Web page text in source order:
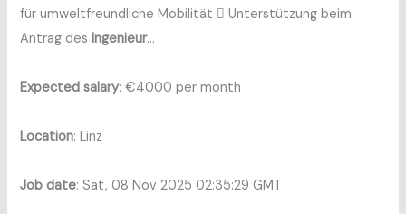
für umweltfreundliche Mobilität  Unterstützung beim
Antrag desIngenieur…
Expected salary: €4000 per month
Location: Linz
Job date: Sat, 08 Nov 2025 02:35:29 GMT